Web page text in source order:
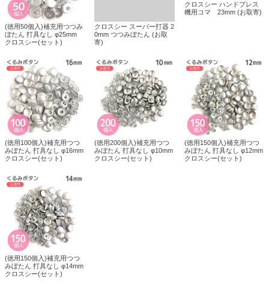
(徳用50個入)補充用つつみ
ぼたん 打具なし φ25mm
クロスシー(セット)
クロスシー スーパー打器 2
0mm つつみぼたん (お取
寄)
クロスシー ハンドプレス
機用コマ 23mm (お取寄)
(徳用100個入)補充用つつ
みぼたん 打具なし φ16mm
クロスシー(セット)
(徳用200個入)補充用つつ
みぼたん 打具なし φ10mm
クロスシー(セット)
(徳用150個入)補充用つつ
みぼたん 打具なし φ12mm
クロスシー(セット)
(徳用150個入)補充用つつ
みぼたん 打具なし φ14mm
クロスシー(セット)